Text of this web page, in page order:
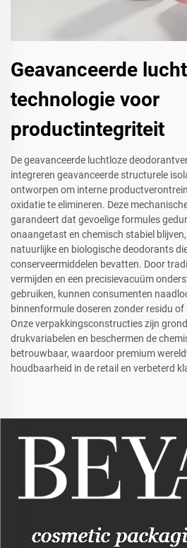
Geavanceerde
technologie voor
productintegriteit
De geavanceerde luchtloze
integreren geavanceerde structurele
ontworpen om interne
oxidatie te elimineren. Deze
garandeert dat gevoelige formules
onaangetast en chemisch stabiel
natuurlijke en biologische deodorants
conserveermiddelen bevatten. Door
vermijden en een precisievacuüm
gebruiken, kunnen consumenten
binnenformule doseren zonder residu
Onze verpakkingsconstructies zijn
drukvariabelen en beschermen de
betrouwbaar, waardoor premium
houdbaarheid in de retail en verbeterd